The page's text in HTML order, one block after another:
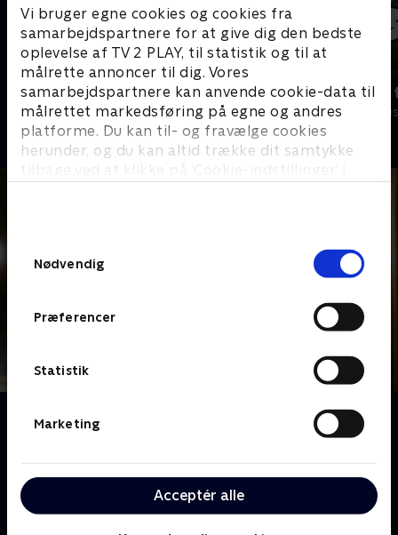
Vi bruger egne cookies og cookies fra
samarbejdspartnere for at give dig den bedste
oplevelse af TV 2 PLAY, til statistik og til at
målrette annoncer til dig. Vores
samarbejdspartnere kan anvende cookie-data til
målrettet markedsføring på egne og andres
platforme. Du kan til- og fravælge cookies
herunder, og du kan altid trække dit samtykke
tilbage ved at klikke på ’Cookie-indstillinger’ i
Nødvendig
Præferencer
Statistik
Marketing
Acceptér alle
Robssons (dansk tale)
Komedie • 1 sæsoner
Bert (dansk
Komedie • 1
Om Hacks
Deborah Vance, en legendarisk stand-up-komiker fra
at undgå at miste sin kontrakt. Ava Daniels er en ung,
arrogant men arbejdsløs komedieforfatter. Da Avas